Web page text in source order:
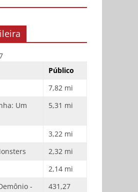
Público
7,82 mi
Um
5,31 mi
3,22 mi
2,32 mi
2,14 mi
-
431,27